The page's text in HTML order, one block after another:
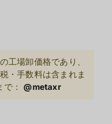
工場卸価格であり、
・手数料は含まれま
で：@metaxr